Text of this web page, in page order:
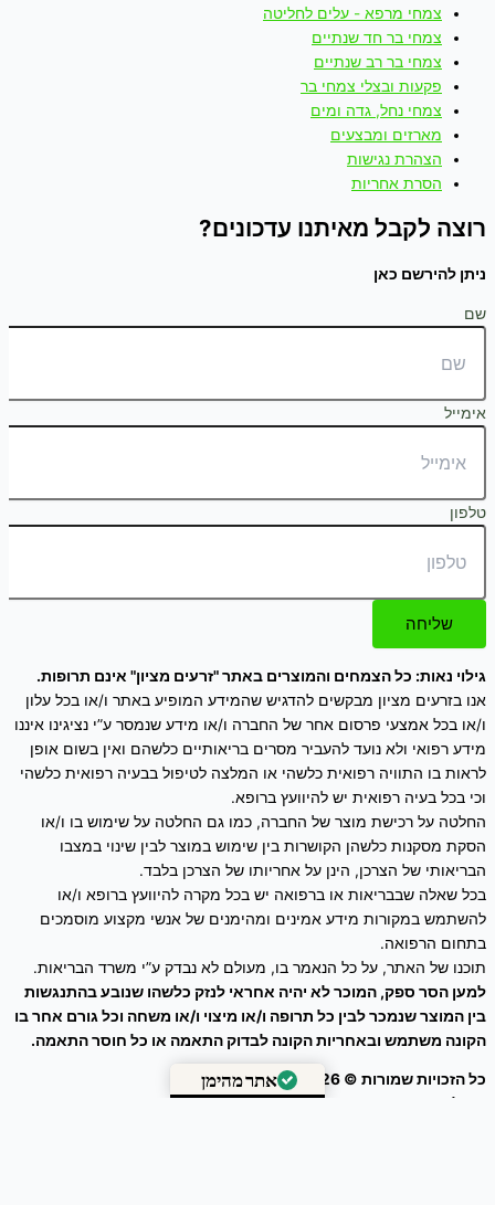
צמחי מרפא - עלים לחליטה
צמחי בר חד שנתיים
צמחי בר רב שנתיים
פקעות ובצלי צמחי בר
צמחי נחל, גדה ומים
מארזים ומבצעים
הצהרת נגישות
הסרת אחריות
רוצה לקבל מאיתנו עדכונים?
ניתן להירשם כאן
שם
אימייל
טלפון
שליחה
גילוי נאות: כל הצמחים והמוצרים באתר "זרעים מציון" אינם תרופות.
אנו בזרעים מציון מבקשים להדגיש שהמידע המופיע באתר ו/או בכל עלון
ו/או בכל אמצעי פרסום אחר של החברה ו/או מידע שנמסר ע”י נציגינו איננו
מידע רפואי ולא נועד להעביר מסרים בריאותיים כלשהם ואין בשום אופן
לראות בו התוויה רפואית כלשהי או המלצה לטיפול בבעיה רפואית כלשהי
וכי בכל בעיה רפואית יש להיוועץ ברופא.
החלטה על רכישת מוצר של החברה, כמו גם החלטה על שימוש בו ו/או
הסקת מסקנות כלשהן הקושרות בין שימוש במוצר לבין שינוי במצבו
הבריאותי של הצרכן, הינן על אחריותו של הצרכן בלבד.
בכל שאלה שבבריאות או ברפואה יש בכל מקרה להיוועץ ברופא ו/או
להשתמש במקורות מידע אמינים ומהימנים של אנשי מקצוע מוסמכים
בתחום הרפואה.
תוכנו של האתר, על כל הנאמר בו, מעולם לא נבדק ע”י משרד הבריאות.
למען הסר ספק, המוכר לא יהיה אחראי לנזק כלשהו שנובע בהתנגשות
בין המוצר שנמכר לבין כל תרופה ו/או מיצוי ו/או משחה וכל גורם אחר בו
הקונה משתמש ובאחריות הקונה לבדוק התאמה או כל חוסר התאמה.
כל הזכויות שמורות © 2026
זרעים מציון
ניהול אתר – עיצוב ושיווק דיגיטלי :Webeing Digital
אתר מהימן